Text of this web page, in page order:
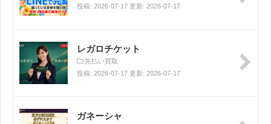
投稿: 2026-07-17 更新: 2026-07-17
レガロチケット
先払い買取
投稿: 2026-07-17 更新: 2026-07-17
ガネーシャ